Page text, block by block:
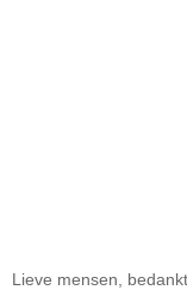
Lieve mensen,